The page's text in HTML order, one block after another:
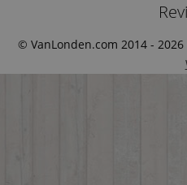
© VanLonden.com 2014 -